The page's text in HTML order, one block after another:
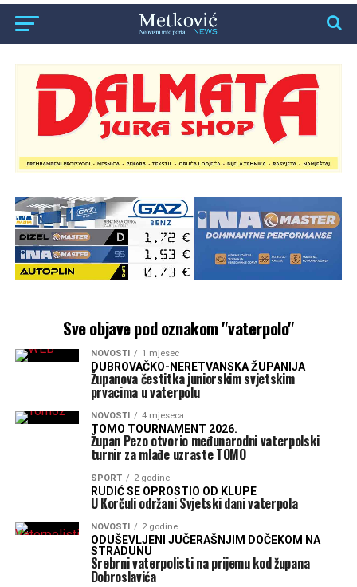
Sve objave pod oznakom "vaterpolo"
NOVOSTI 1 mjesec
DUBROVAČKO-NERETVANSKA ŽUPANIJA
Županova čestitka juniorskim svjetskim
prvacima u vaterpolu
NOVOSTI 4 mjeseca
TOMO TOURNAMENT 2026.
Župan Pezo otvorio međunarodni vaterpolski
turnir za mlađe uzraste TOMO
SPORT 2 godine
RUDIĆ SE OPROSTIO OD KLUPE
U Korčuli održani Svjetski dani vaterpola
NOVOSTI 2 godine
ODUŠEVLJENI JUČERAŠNJIM DOČEKOM NA
STRADUNU
Srebrni vaterpolisti na prijemu kod župana
Dobroslavića